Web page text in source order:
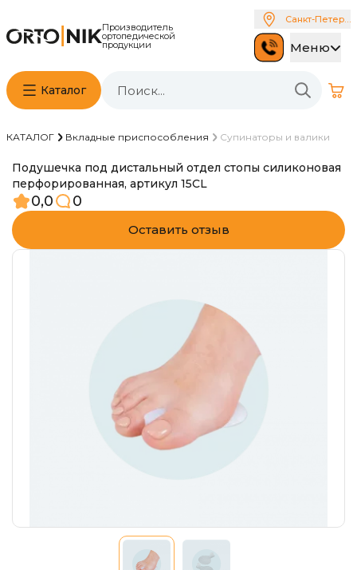
Производитель
ортопедической
продукции
Санкт-
Меню
Каталог
КАТАЛОГ Вкладные приспособления Супинаторы и валики
Подушечка под дистальный отдел стопы силиконовая
перфорированная, артикул 15CL
0,0 0
Оставить отзыв